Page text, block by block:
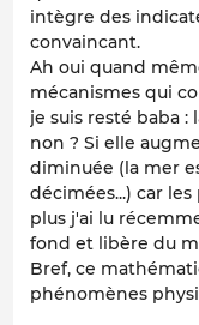
intègre des
convaincant.
Ah oui quand
mécanismes qui
je suis resté baba :
non ? Si elle
diminuée (la mer
décimées...) car
plus j'ai lu
fond et libère du
Bref, ce
phénomènes